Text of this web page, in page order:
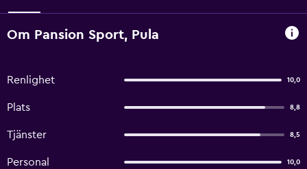
Om Pansion Sport, Pula
Renlighet 10,0
Plats 8,8
Tjänster 8,5
Personal 10,0